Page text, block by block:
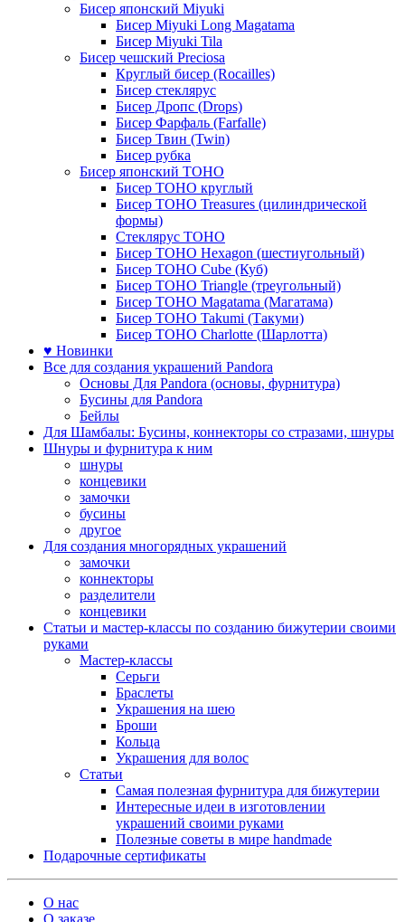
Бисер японский Miyuki
Бисер Miyuki Long Magatama
Бисер Miyuki Tila
Бисер чешский Preciosa
Круглый бисер (Rocailles)
Бисер стеклярус
Бисер Дропс (Drops)
Бисер Фарфаль (Farfalle)
Бисер Твин (Twin)
Бисер рубка
Бисер японский TOHO
Бисер TOHO круглый
Бисер TOHO Treasures (цилиндрической
формы)
Стеклярус TOHO
Бисер TOHO Hexagon (шестиугольный)
Бисер TOHO Cube (Куб)
Бисер TOHO Triangle (треугольный)
Бисер TOHO Magatama (Магатама)
Бисер TOHO Takumi (Такуми)
Бисер TOHO Charlotte (Шарлотта)
♥ Новинки
Все для создания украшений Pandora
Основы Для Pandora (основы, фурнитура)
Бусины для Pandora
Бейлы
Для Шамбалы: Бусины, коннекторы со стразами, шнуры
Шнуры и фурнитура к ним
шнуры
концевики
замочки
бусины
другое
Для создания многорядных украшений
замочки
коннекторы
разделители
концевики
Статьи и мастер-классы по созданию бижутерии своими
руками
Мастер-классы
Серьги
Браслеты
Украшения на шею
Броши
Кольца
Украшения для волос
Статьи
Самая полезная фурнитура для бижутерии
Интересные идеи в изготовлении
украшений своими руками
Полезные советы в мире handmade
Подарочные сертификаты
О нас